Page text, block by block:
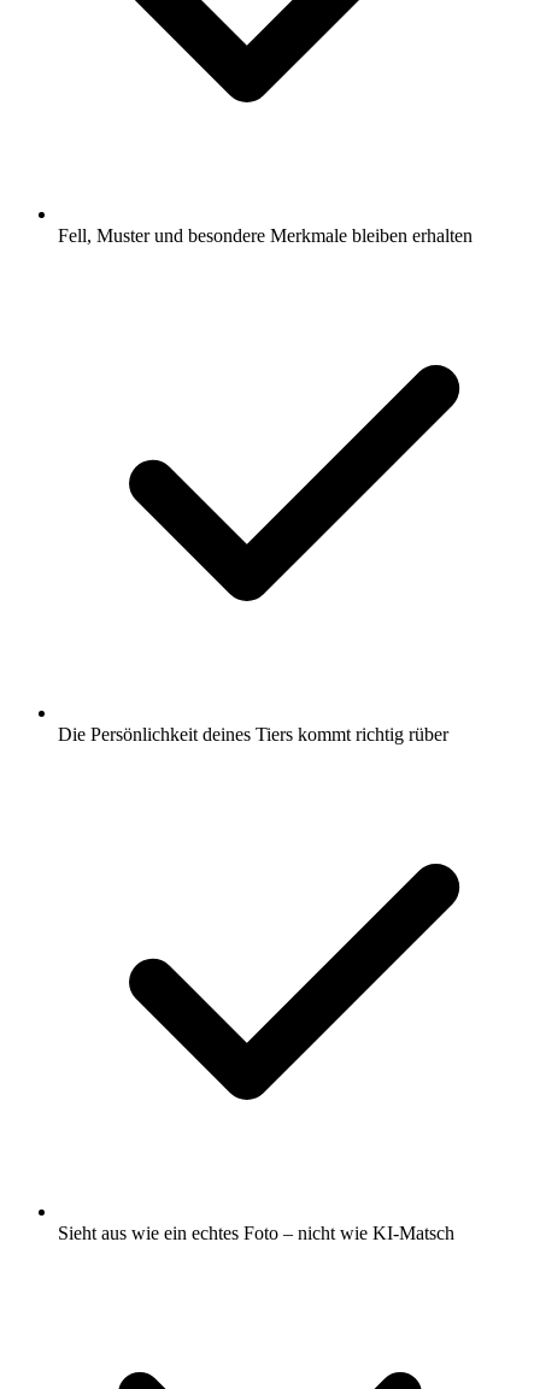
Fell, Muster und besondere Merkmale bleiben erhalten
Die Persönlichkeit deines Tiers kommt richtig rüber
Sieht aus wie ein echtes Foto – nicht wie KI-Matsch